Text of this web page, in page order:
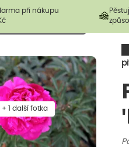
při nákupu
mohou být
než je uvedená
+ 1 další fotka